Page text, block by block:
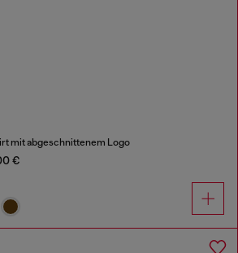
mit abgeschnittenem Logo
€